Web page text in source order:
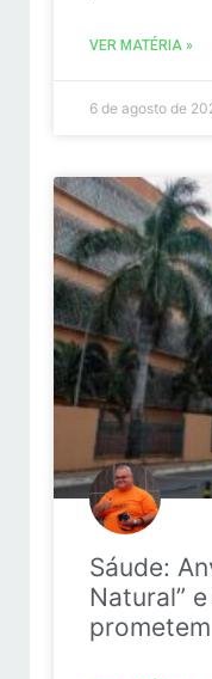
VER MATÉRIA »
6 de agosto de
Sáude:
Natural”